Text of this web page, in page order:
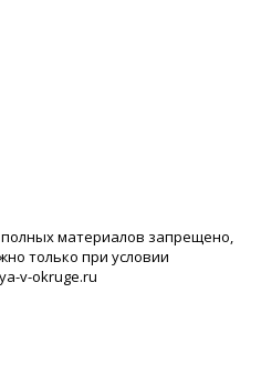
материалов запрещено,
только при условии
v-okruge.ru